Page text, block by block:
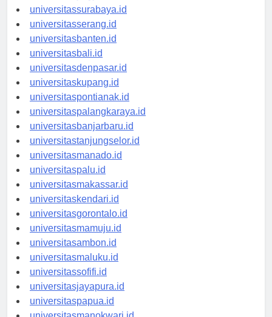
universitasyogyakarta.id
universitassurabaya.id
universitasserang.id
universitasbanten.id
universitasbali.id
universitasdenpasar.id
universitaskupang.id
universitaspontianak.id
universitaspalangkaraya.id
universitasbanjarbaru.id
universitastanjungselor.id
universitasmanado.id
universitaspalu.id
universitasmakassar.id
universitaskendari.id
universitasgorontalo.id
universitasmamuju.id
universitasambon.id
universitasmaluku.id
universitassofifi.id
universitasjayapura.id
universitaspapua.id